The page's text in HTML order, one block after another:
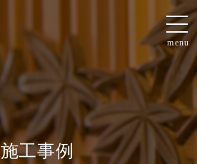
menu
施工事例